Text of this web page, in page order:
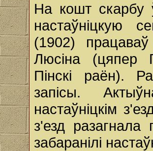
На кошт скарбу
настаўніцкую
(1902)
Люсіна (цяпер
Пінскі раён).
запісы.
настаўніцкім
з'езд разагнала
забаранілі